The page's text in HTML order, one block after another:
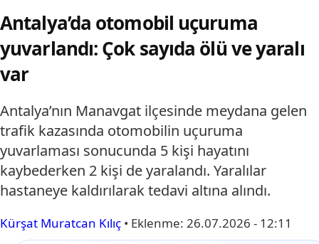
Antalya’da otomobil uçuruma
yuvarlandı: Çok sayıda ölü ve yaralı
var
Antalya’nın Manavgat ilçesinde meydana gelen
trafik kazasında otomobilin uçuruma
yuvarlaması sonucunda 5 kişi hayatını
kaybederken 2 kişi de yaralandı. Yaralılar
hastaneye kaldırılarak tedavi altına alındı.
Kürşat Muratcan Kılıç • Eklenme: 26.07.2026 - 12:11